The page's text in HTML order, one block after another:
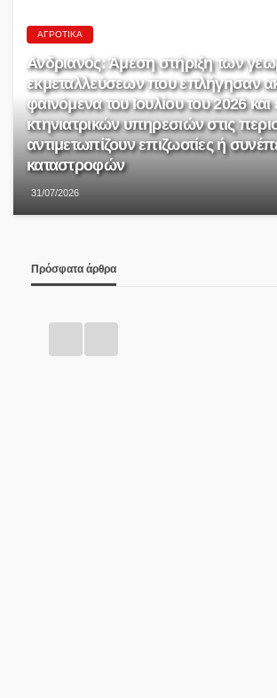
ΑΓΡΟΤΙΚΆ
Ανδριανός: Άμεση στήριξη των
εκμεταλλεύσεων που επλήγησαν
φαινόμενα του Ιουλίου του 2026
κτηνιατρικών υπηρεσιών στις
αντιμετωπίζουν επιζωοτίες ή
καταστροφών
31/07/2026
Πρόσφατα άρθρα